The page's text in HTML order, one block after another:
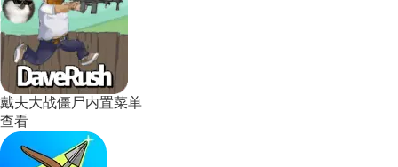
戴夫大战僵尸内置菜单
查看